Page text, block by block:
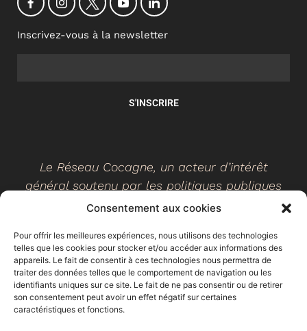
Consentement aux cookies
Pour offrir les meilleures expériences, nous utilisons des technologies
telles que les cookies pour stocker et/ou accéder aux informations des
appareils. Le fait de consentir à ces technologies nous permettra de
traiter des données telles que le comportement de navigation ou les
identifiants uniques sur ce site. Le fait de ne pas consentir ou de retirer
son consentement peut avoir un effet négatif sur certaines
caractéristiques et fonctions.
Inscrivez-vous à la newsletter
S'INSCRIRE
Le Réseau Cocagne, un acteur d’intérêt
général soutenu par les politiques publiques
©2026- Réseau Cocagne -Site web réalisé par Ethicweb
Mentions légales